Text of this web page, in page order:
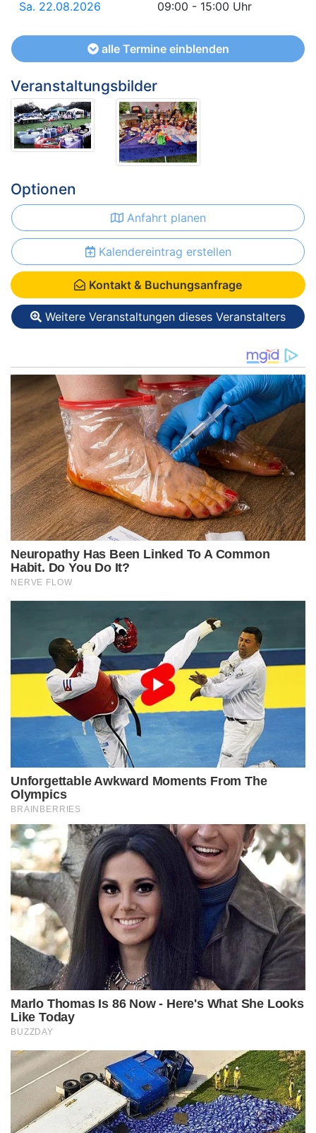
Sa. 22.08.2026 09:00 - 15:00 Uhr
alle Termine einblenden
Veranstaltungsbilder
Optionen
Anfahrt planen
Kalendereintrag erstellen
Kontakt & Buchungsanfrage
Weitere Veranstaltungen dieses Veranstalters